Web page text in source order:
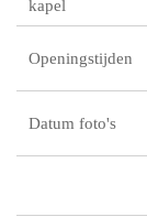
kapel
Openingstijden
Datum foto's